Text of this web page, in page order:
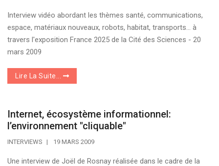
Interview vidéo abordant les thèmes santé, communications,
espace, matériaux nouveaux, robots, habitat, transports... à
travers l'exposition France 2025 de la Cité des Sciences - 20
mars 2009
Lire La Suite...
Internet, écosystème informationnel:
l’environnement "cliquable"
INTERVIEWS 19 MARS 2009
Une interview de Joël de Rosnay réalisée dans le cadre de la